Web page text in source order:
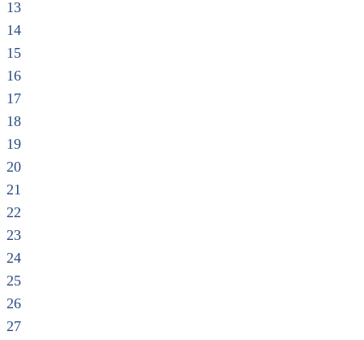
13
14
15
16
17
18
19
20
21
22
23
24
25
26
27